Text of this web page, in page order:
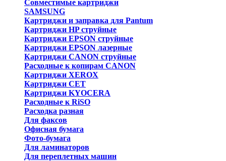
Совместимые картриджи
SAMSUNG
Картриджи и заправка для Pantum
Картриджи HP струйные
Картриджи EPSON струйные
Картриджи EPSON лазерные
Картриджи CANON струйные
Расходные к копирам CANON
Картриджи XEROX
Картриджи CET
Картриджи KYOCERA
Расходные к RiSO
Расходка разная
Для факсов
Офисная бумага
Фото-бумага
Для ламинаторов
Для переплетных машин